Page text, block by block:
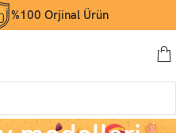
%100 Orjinal Ürün